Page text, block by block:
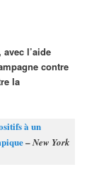
l’aide
contre
la
à un
–New York